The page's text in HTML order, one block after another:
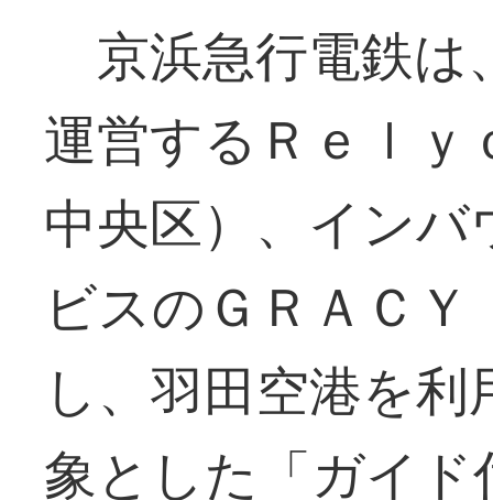
京浜急行電鉄は
運営するＲｅｌｙ
中央区）、イン
ビスのＧＲＡＣ
し、羽田空港を
象とした「ガイ